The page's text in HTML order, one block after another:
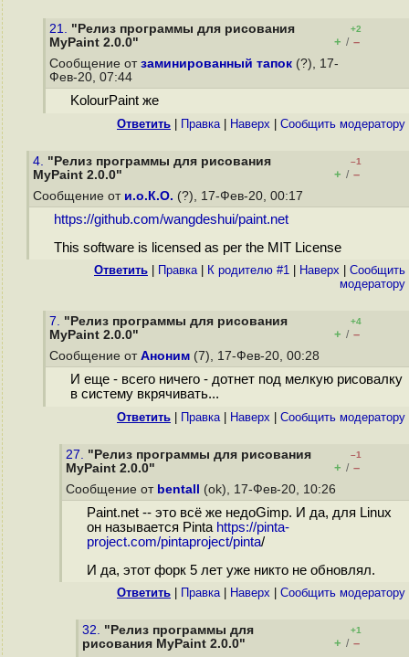
21. "Релиз программы для рисования
MyPaint 2.0.0"
+2
+ / –
Сообщение от заминированный тапок (?), 17-
Фев-20, 07:44
KolourPaint же
Ответить Правка| Наверх Cообщить модератору
4. "Релиз программы для рисования
MyPaint 2.0.0"
–1
+ / –
Сообщение от и.о.К.О. (?), 17-Фев-20, 00:17
https://github.com/wangdeshui/paint.net
This software is licensed as per the MIT License
Ответить Правка| К родителю #1 Наверх
Cообщить
модератору
7. "Релиз программы для рисования
MyPaint 2.0.0"
+4
+ / –
Сообщение от Аноним (7), 17-Фев-20, 00:28
И еще - всего ничего - дотнет под мелкую рисовалку
в систему вкрячивать...
Ответить Правка| Наверх Cообщить модератору
27. "Релиз программы для рисования
MyPaint 2.0.0"
–1
+ / –
Сообщение от bentall (ok), 17-Фев-20, 10:26
Paint.net -- это всё же недоGimp. И да, для Linux
он называется Pinta https://pinta-
project.com/pintaproject/pinta/
И да, этот форк 5 лет уже никто не обновлял.
Ответить Правка| Наверх Cообщить модератору
32. "Релиз программы для
рисования MyPaint 2.0.0"
+1
+ / –